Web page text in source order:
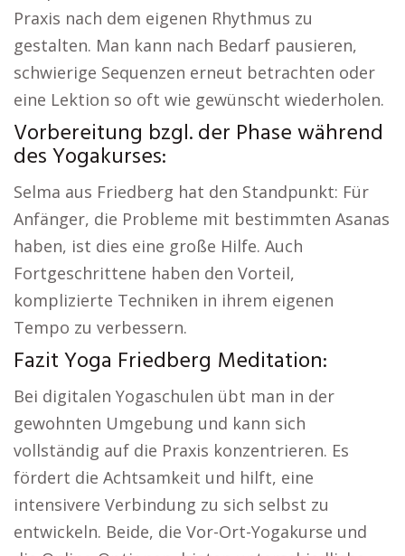
Praxis nach dem eigenen Rhythmus zu
gestalten. Man kann nach Bedarf pausieren,
schwierige Sequenzen erneut betrachten oder
eine Lektion so oft wie gewünscht wiederholen.
Vorbereitung bzgl. der Phase während
des Yogakurses:
Selma aus Friedberg hat den Standpunkt: Für
Anfänger, die Probleme mit bestimmten Asanas
haben, ist dies eine große Hilfe. Auch
Fortgeschrittene haben den Vorteil,
komplizierte Techniken in ihrem eigenen
Tempo zu verbessern.
Fazit Yoga Friedberg Meditation:
Bei digitalen Yogaschulen übt man in der
gewohnten Umgebung und kann sich
vollständig auf die Praxis konzentrieren. Es
fördert die Achtsamkeit und hilft, eine
intensivere Verbindung zu sich selbst zu
entwickeln. Beide, die Vor-Ort-Yogakurse und